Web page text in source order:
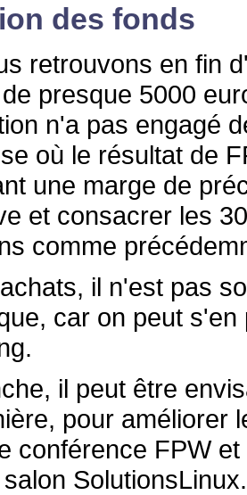
des fonds
retrouvons en fin
presque 5000
n'a pas engagé
où le résultat de
une marge de
et consacrer les
comme
il n'est pas
car on peut
il peut être
pour améliorer
conférence FPW
SolutionsLinux.